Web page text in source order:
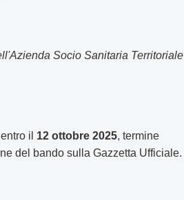
Socio Sanitaria Territoriale
entro il 12 ottobre 2025, termine
del bando sulla Gazzetta Ufficiale.